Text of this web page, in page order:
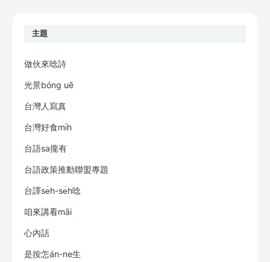
主題
做伙來唸詩
光景bóng uē
台灣人寫真
台灣好食mi̍h
台語sa攏有
台語政策推動聯盟專題
台譯se̍h-se̍h唸
咱來講看māi
心內話
是按怎án-ne生